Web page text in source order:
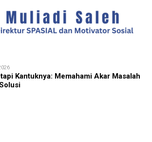
Kantuknya: Memahami Akar Masalah